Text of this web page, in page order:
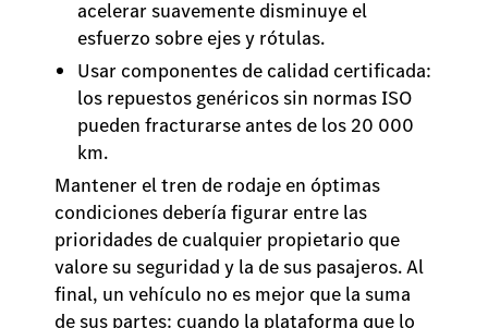
acelerar suavemente disminuye el
esfuerzo sobre ejes y rótulas.
Usar componentes de calidad certificada:
los repuestos genéricos sin normas ISO
pueden fracturarse antes de los 20 000
km.
Mantener el tren de rodaje en óptimas
condiciones debería figurar entre las
prioridades de cualquier propietario que
valore su seguridad y la de sus pasajeros. Al
final, un vehículo no es mejor que la suma
de sus partes: cuando la plataforma que lo